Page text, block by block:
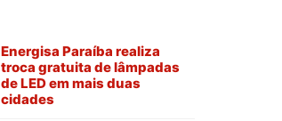
Energisa Paraíba realiza
troca gratuita de lâmpadas
de LED em mais duas
cidades